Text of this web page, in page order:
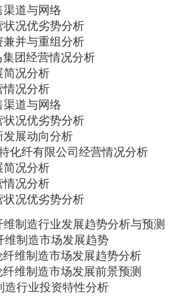
渠道与网络
状况优劣势分析
兼并与重组分析
团经营情况分析
简况分析
情况分析
渠道与网络
状况优劣势分析
发展动向分析
化纤有限公司经营情况分析
简况分析
情况分析
状况优劣势分析
制造行业发展趋势分析与预测
维制造市场发展趋势
维制造市场发展趋势分析
维制造市场发展前景预测
造行业投资特性分析